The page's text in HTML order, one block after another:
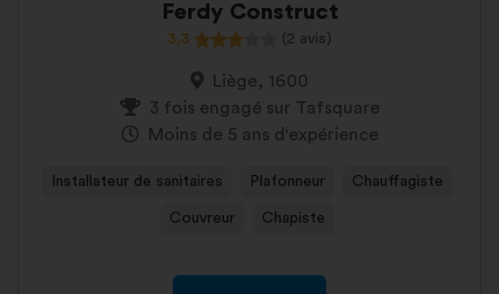
Ferdy Construct
3,3 (2 avis)
Liège, 1600
3 fois engagé sur Tafsquare
Moins de 5 ans d'expérience
Installateur de sanitaires Plafonneur Chauffagiste
Couvreur Chapiste